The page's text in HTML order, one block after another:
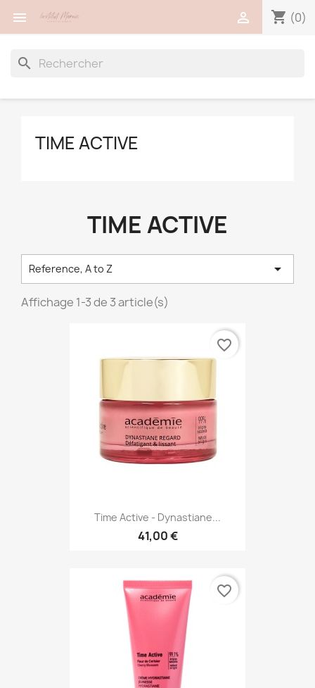
 shopping_cart (0)

search
TIME ACTIVE
TIME ACTIVE
Reference, A to Z 
Affichage 1-3 de 3 article(s)
Time Active - Dynastiane...
41,00 €
favorite_border
favorite_border